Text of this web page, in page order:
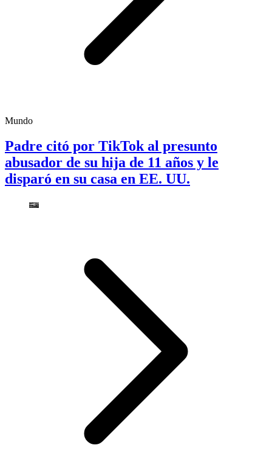
Mundo
Padre citó por TikTok al presunto
abusador de su hija de 11 años y le
disparó en su casa en EE. UU.